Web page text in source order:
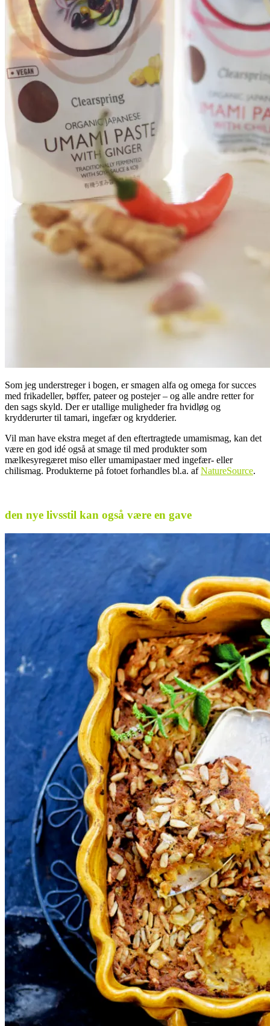
Som jeg understreger i bogen, er smagen alfa og omega for succes
med frikadeller, bøffer, pateer og postejer – og alle andre retter for
den sags skyld. Der er utallige muligheder fra hvidløg og
krydderurter til tamari, ingefær og krydderier.
Vil man have ekstra meget af den eftertragtede umamismag, kan det
være en god idé også at smage til med produkter som
mælkesyregæret miso eller umamipastaer med ingefær- eller
chilismag. Produkterne på fotoet forhandles bl.a. afNatureSource.
den nye livsstil kan også være en gave